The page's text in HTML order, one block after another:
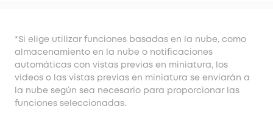
*Si elige utilizar funciones basadas en la nube, como
almacenamiento en la nube o notificaciones
automáticas con vistas previas en miniatura, los
videos o las vistas previas en miniatura se enviarán a
la nube según sea necesario para proporcionar las
funciones seleccionadas.